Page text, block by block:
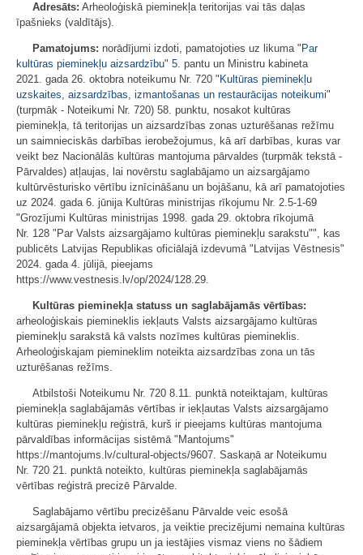
Adresāts: Arheoloģiskā pieminekļa teritorijas vai tās daļas
īpašnieks (valdītājs).
Pamatojums: norādījumi izdoti, pamatojoties uz likuma " Par
kultūras pieminekļu aizsardzību" 5. pantu un Ministru kabineta
2021. gada 26. oktobra noteikumu Nr. 720 " Kultūras pieminekļu
uzskaites, aizsardzības, izmantošanas un restaurācijas noteikumi"
(turpmāk - Noteikumi Nr. 720) 58. punktu, nosakot kultūras
pieminekļa, tā teritorijas un aizsardzības zonas uzturēšanas režīmu
un saimnieciskās darbības ierobežojumus, kā arī darbības, kuras var
veikt bez Nacionālās kultūras mantojuma pārvaldes (turpmāk tekstā -
Pārvaldes) atļaujas, lai novērstu saglabājamo un aizsargājamo
kultūrvēsturisko vērtību iznīcināšanu un bojāšanu, kā arī pamatojoties
uz 2024. gada 6. jūnija Kultūras ministrijas rīkojumu Nr. 2.5-1-69
"Grozījumi Kultūras ministrijas 1998. gada 29. oktobra rīkojumā
Nr. 128 "Par Valsts aizsargājamo kultūras pieminekļu sarakstu"", kas
publicēts Latvijas Republikas oficiālajā izdevumā "Latvijas Vēstnesis"
2024. gada 4. jūlijā, pieejams
https://www.vestnesis.lv/op/2024/128.29.
Kultūras pieminekļa statuss un saglabājamās vērtības:
arheoloģiskais piemineklis iekļauts Valsts aizsargājamo kultūras
pieminekļu sarakstā kā valsts nozīmes kultūras piemineklis.
Arheoloģiskajam piemineklim noteikta aizsardzības zona un tās
uzturēšanas režīms.
Atbilstoši Noteikumu Nr. 720 8.11. punktā noteiktajam, kultūras
pieminekļa saglabājamās vērtības ir iekļautas Valsts aizsargājamo
kultūras pieminekļu reģistrā, kurš ir pieejams kultūras mantojuma
pārvaldības informācijas sistēmā "Mantojums"
https://mantojums.lv/cultural-objects/9607. Saskaņā ar Noteikumu
Nr. 720 21. punktā noteikto, kultūras pieminekļa saglabājamās
vērtības reģistrā precizē Pārvalde.
Saglabājamo vērtību precizēšanu Pārvalde veic esošā
aizsargājamā objekta ietvaros, ja veiktie precizējumi nemaina kultūras
pieminekļa vērtības grupu un ja iestājies vismaz viens no šādiem